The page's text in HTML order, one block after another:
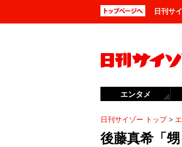
日刊サ
日刊サイゾー トップ>
後藤真希「
エンタメ